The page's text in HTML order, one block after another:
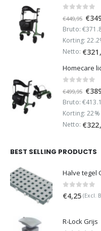
€449,95
prijs
was:
€
Bruto:
Korting:
Netto: €
out of 5
€499,95
prijs
was:
€
Bruto:
Korting: 22%
Netto: €
BEST SELLING PRODUCTS
Halve tegel
0 out of
€4,25 (Excl.
R-Lock Grijs